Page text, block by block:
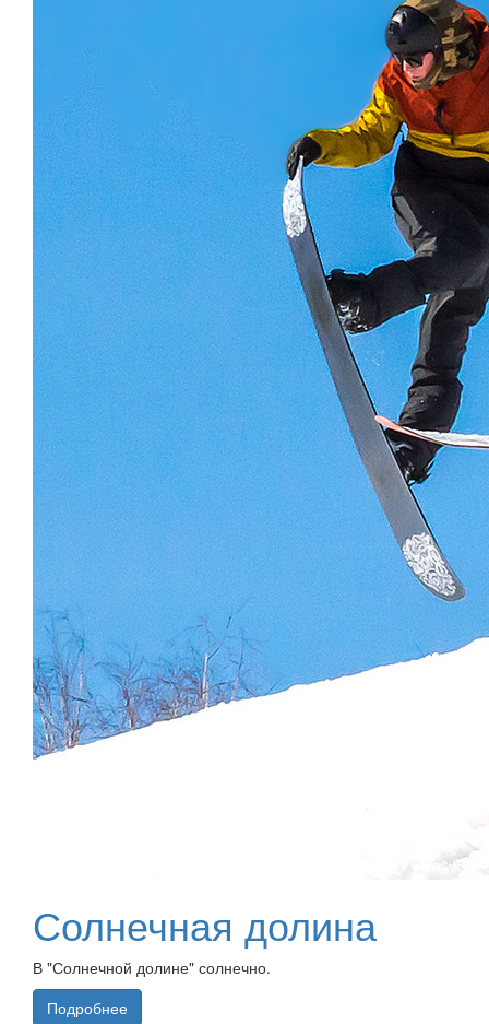
Солнечная долина
В "Солнечной долине" солнечно.
Подробнее